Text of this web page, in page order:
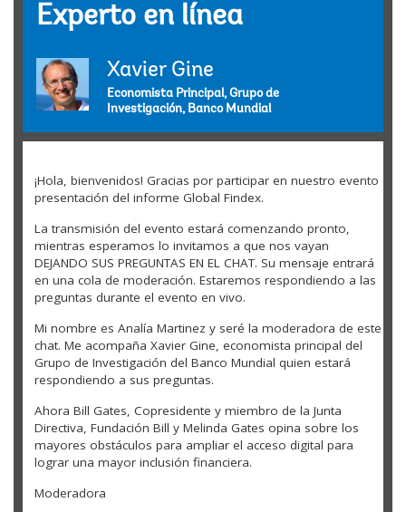
Experto en línea
Xavier Gine
Economista Principal, Grupo de
Investigación, Banco Mundial
¡Hola, bienvenidos! Gracias por participar en nuestro evento
presentación del informe Global Findex.
La transmisión del evento estará comenzando pronto,
mientras esperamos lo invitamos a que nos vayan
DEJANDO SUS PREGUNTAS EN EL CHAT. Su mensaje entrará
en una cola de moderación. Estaremos respondiendo a las
preguntas durante el evento en vivo.
Mi nombre es Analía Martinez y seré la moderadora de este
chat. Me acompaña Xavier Gine, economista principal del
Grupo de Investigación del Banco Mundial quien estará
respondiendo a sus preguntas.
Ahora Bill Gates, Copresidente y miembro de la Junta
Directiva, Fundación Bill y Melinda Gates opina sobre los
mayores obstáculos para ampliar el acceso digital para
lograr una mayor inclusión financiera.
Moderadora